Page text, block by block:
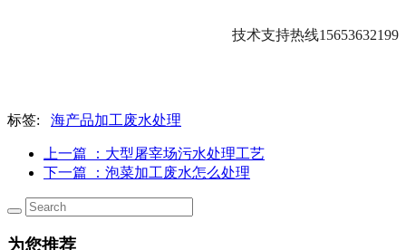
技术支持热线15653632199
标签: 海产品加工废水处理
上一篇
：大型屠宰场污水处理工艺
下一篇
：泡菜加工废水怎么处理
为您推荐